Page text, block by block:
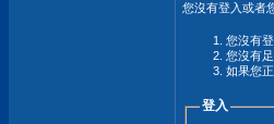
您沒有登入或者
您沒有
您沒有
如果您
登入